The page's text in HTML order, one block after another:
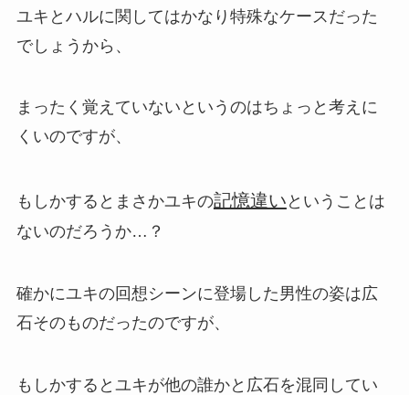
ユキとハルに関してはかなり特殊なケースだった
でしょうから、
まったく覚えていないというのはちょっと考えに
くいのですが、
もしかするとまさかユキの記憶違い ということは
ないのだろうか…？
確かにユキの回想シーンに登場した男性の姿は広
石そのものだったのですが、
もしかするとユキが他の誰かと広石を混同してい